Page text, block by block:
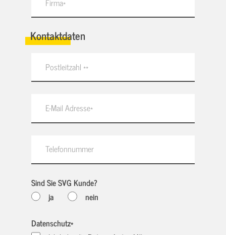
Kontaktdaten
Sind Sie SVG Kunde?
ja
nein
Datenschutz*